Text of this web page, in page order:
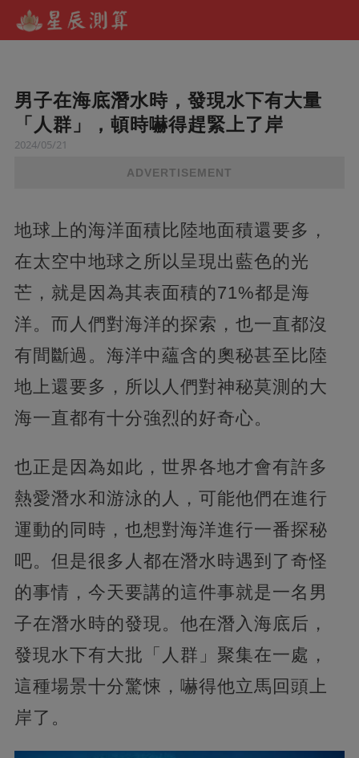
男子在海底潛水時，發現水下有大量
「人群」，頓時嚇得趕緊上了岸
2024/05/21
ADVERTISEMENT
地球上的海洋面積比陸地面積還要多，
在太空中地球之所以呈現出藍色的光
芒，就是因為其表面積的71%都是海
洋。而人們對海洋的探索，也一直都沒
有間斷過。海洋中蘊含的奧秘甚至比陸
地上還要多，所以人們對神秘莫測的大
海一直都有十分強烈的好奇心。
也正是因為如此，世界各地才會有許多
熱愛潛水和游泳的人，可能他們在進行
運動的同時，也想對海洋進行一番探秘
吧。但是很多人都在潛水時遇到了奇怪
的事情，今天要講的這件事就是一名男
子在潛水時的發現。他在潛入海底后，
發現水下有大批「人群」聚集在一處，
這種場景十分驚悚，嚇得他立馬回頭上
岸了。